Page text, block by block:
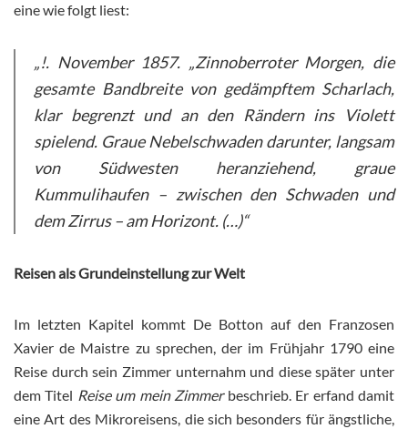
eine wie folgt liest:
„!. November 1857. „Zinnoberroter Morgen, die
gesamte Bandbreite von gedämpftem Scharlach,
klar begrenzt und an den Rändern ins Violett
spielend. Graue Nebelschwaden darunter, langsam
von Südwesten heranziehend, graue
Kummulihaufen – zwischen den Schwaden und
dem Zirrus – am Horizont. (…)“
Reisen als Grundeinstellung zur Welt
Im letzten Kapitel kommt De Botton auf den Franzosen
Xavier de Maistre zu sprechen, der im Frühjahr 1790 eine
Reise durch sein Zimmer unternahm und diese später unter
dem Titel Reise um mein Zimmerbeschrieb. Er erfand damit
eine Art des Mikroreisens, die sich besonders für ängstliche,